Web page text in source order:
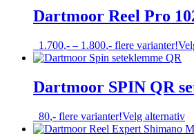
Dartmoor Reel Pro
1.700,- – 1.800,-Prisområde:
1.700,-
1.800,-
flere varianter!
Dartmoor SPIN QR
80,- flere varianter!Velg alternativ